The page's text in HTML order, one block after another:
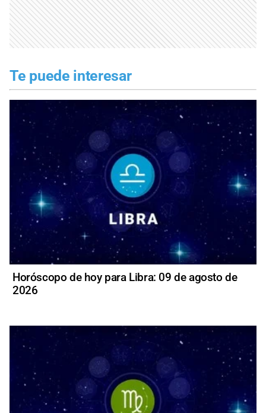
Te puede interesar
Horóscopo de hoy para Libra: 09 de agosto de
2026